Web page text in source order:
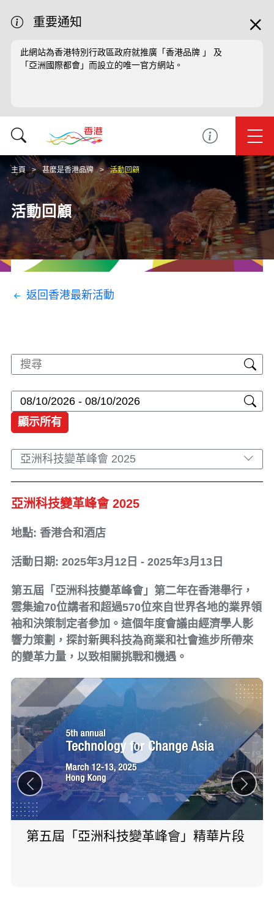
重要通知
此網站為香港特別行政區政府就推廣「香港品牌 」 及
「亞洲國際都會」而設立的唯一官方網站。
主頁 甚麼是香港品牌 活動回顧
活動回顧
返回香港最新活動
顯示所有
亞洲科技變革峰會 2025
亞洲科技變革峰會 2025
地點: 香港合和酒店
活動日期: 2025年3月12日 - 2025年3月13日
第五屆「亞洲科技變革峰會」第二年在香港舉行，
雲集逾70位講者和超過570位來自世界各地的業界領
袖和決策制定者參加。這個年度會議由經濟學人影
響力策劃，探討新興科技為商業和社會進步所帶來
的變革力量，以致相關挑戰和機遇。
第五屆「亞洲科技變革峰會」精華片段